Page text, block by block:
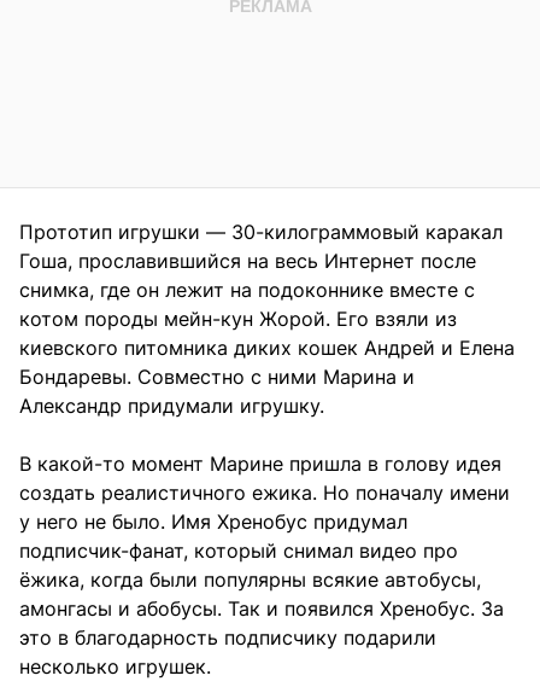
Прототип игрушки — 30-килограммовый каракал
Гоша, прославившийся на весь Интернет после
снимка, где он лежит на подоконнике вместе с
котом породы мейн-кун Жорой. Его взяли из
киевского питомника диких кошек Андрей и Елена
Бондаревы. Совместно с ними Марина и
Александр придумали игрушку.
В какой-то момент Марине пришла в голову идея
создать реалистичного ежика. Но поначалу имени
у него не было. Имя Хренобус придумал
подписчик-фанат, который снимал видео про
ёжика, когда были популярны всякие автобусы,
амонгасы и абобусы. Так и появился Хренобус. За
это в благодарность подписчику подарили
несколько игрушек.